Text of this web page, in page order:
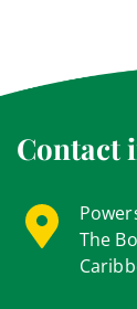
Contact
The